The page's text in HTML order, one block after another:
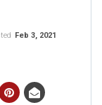
Feb 3, 2021